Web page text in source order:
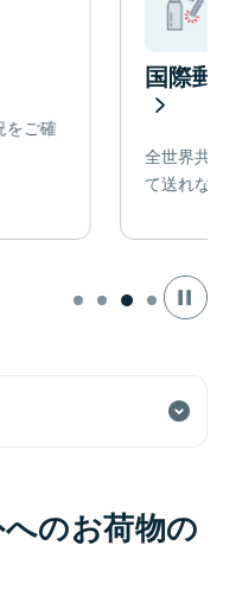
をご確
国際郵
全世界共通
て送れない
のお荷物の